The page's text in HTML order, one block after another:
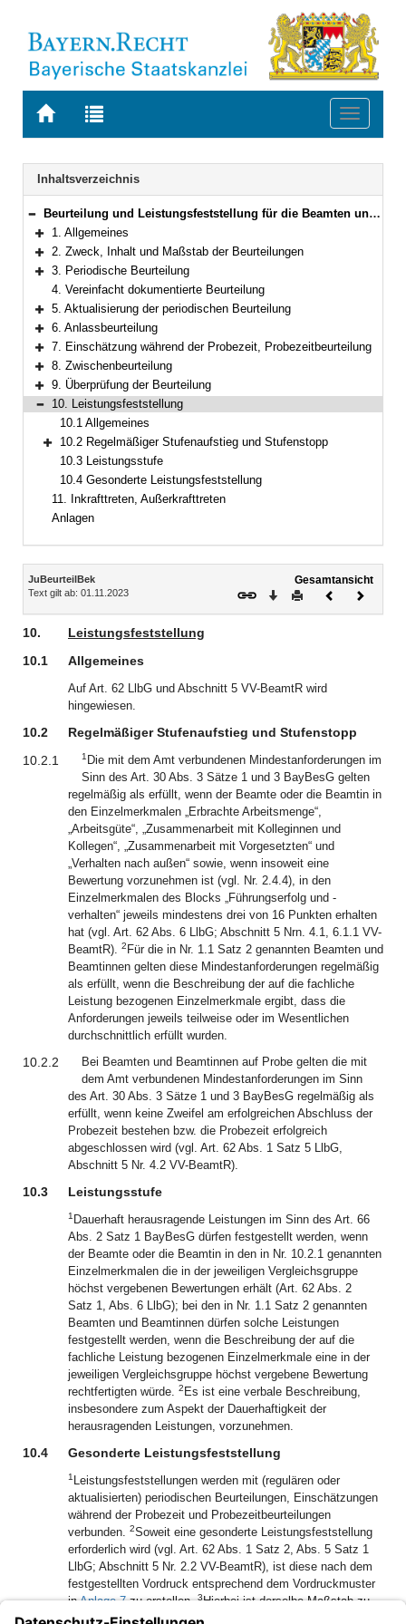
Zur
BAYERN.RECHT
Zur
letzten
Suche
Toggle
Navigation
Inhaltsverzeichnis
Bereich reduzieren
Beurteilung und Leistungsfeststellung für die Beamten und Beamtinnen im Geschäftsbereich des Bayerischen Staatsministeriums der Justiz mit Ausnahme der Staatsanwälte und Staatsanwältinnen
Bereich erweitern
1. Allgemeines
Bereich erweitern
2. Zweck, Inhalt und Maßstab der Beurteilungen
Bereich erweitern
3. Periodische Beurteilung
4. Vereinfacht dokumentierte Beurteilung
Bereich erweitern
5. Aktualisierung der periodischen Beurteilung
Bereich erweitern
6. Anlassbeurteilung
Bereich erweitern
7. Einschätzung während der Probezeit, Probezeitbeurteilung
Bereich erweitern
8. Zwischenbeurteilung
Bereich erweitern
9. Überprüfung der Beurteilung
Bereich reduzieren
10. Leistungsfeststellung
10.1 Allgemeines
Bereich erweitern
10.2 Regelmäßiger Stufenaufstieg und Stufenstopp
10.3 Leistungsstufe
10.4 Gesonderte Leistungsfeststellung
11. Inkrafttreten, Außerkrafttreten
Anlagen
Inhalt
JuBeurteilBek
Text gilt ab: 01.11.2023
Gesamtansicht
Download
DruckenVorheriges
10.
Leistungsfeststellung
10.1
Allgemeines
Auf Art. 62 LlbG und Abschnitt 5 VV-BeamtR wird
hingewiesen.
10.2
Regelmäßiger Stufenaufstieg und Stufenstopp
10.2.1
1 Die mit dem Amt verbundenen Mindestanforderungen im
Sinn des Art. 30 Abs. 3 Sätze 1 und 3 BayBesG gelten
regelmäßig als erfüllt, wenn der Beamte oder die Beamtin in
den Einzelmerkmalen „Erbrachte Arbeitsmenge“,
„Arbeitsgüte“, „Zusammenarbeit mit Kolleginnen und
Kollegen“, „Zusammenarbeit mit Vorgesetzten“ und
„Verhalten nach außen“ sowie, wenn insoweit eine
Bewertung vorzunehmen ist (vgl. Nr. 2.4.4), in den
Einzelmerkmalen des Blocks „Führungserfolg und -
verhalten“ jeweils mindestens drei von 16 Punkten erhalten
hat (vgl. Art. 62 Abs. 6 LlbG; Abschnitt 5 Nrn. 4.1, 6.1.1 VV-
BeamtR). 2 Für die in Nr. 1.1 Satz 2 genannten Beamten und
Beamtinnen gelten diese Mindestanforderungen regelmäßig
als erfüllt, wenn die Beschreibung der auf die fachliche
Leistung bezogenen Einzelmerkmale ergibt, dass die
Anforderungen jeweils teilweise oder im Wesentlichen
durchschnittlich erfüllt wurden.
10.2.2
Bei Beamten und Beamtinnen auf Probe gelten die mit
dem Amt verbundenen Mindestanforderungen im Sinn
des Art. 30 Abs. 3 Sätze 1 und 3 BayBesG regelmäßig als
erfüllt, wenn keine Zweifel am erfolgreichen Abschluss der
Probezeit bestehen bzw. die Probezeit erfolgreich
abgeschlossen wird (vgl. Art. 62 Abs. 1 Satz 5 LlbG,
Abschnitt 5 Nr. 4.2 VV-BeamtR).
10.3 Leistungsstufe
1 Dauerhaft herausragende Leistungen im Sinn des Art. 66
Abs. 2 Satz 1 BayBesG dürfen festgestellt werden, wenn
der Beamte oder die Beamtin in den in Nr. 10.2.1 genannten
Einzelmerkmalen die in der jeweiligen Vergleichsgruppe
höchst vergebenen Bewertungen erhält (Art. 62 Abs. 2
Satz 1, Abs. 6 LlbG); bei den in Nr. 1.1 Satz 2 genannten
Beamten und Beamtinnen dürfen solche Leistungen
festgestellt werden, wenn die Beschreibung der auf die
fachliche Leistung bezogenen Einzelmerkmale eine in der
jeweiligen Vergleichsgruppe höchst vergebene Bewertung
rechtfertigten würde. 2 Es ist eine verbale Beschreibung,
insbesondere zum Aspekt der Dauerhaftigkeit der
herausragenden Leistungen, vorzunehmen.
10.4 Gesonderte Leistungsfeststellung
1 Leistungsfeststellungen werden mit (regulären oder
aktualisierten) periodischen Beurteilungen, Einschätzungen
während der Probezeit und Probezeitbeurteilungen
verbunden. 2Soweit eine gesonderte Leistungsfeststellung
erforderlich wird (vgl. Art. 62 Abs. 1 Satz 2, Abs. 5 Satz 1
LlbG; Abschnitt 5 Nr. 2.2 VV-BeamtR), ist diese nach dem
festgestellten Vordruck entsprechend dem Vordruckmuster
inAnlage 7zu erstellen.3Hierbei ist derselbe Maßstab zu
wählen wie bei Leistungsfeststellungen, die mit dienstlichen